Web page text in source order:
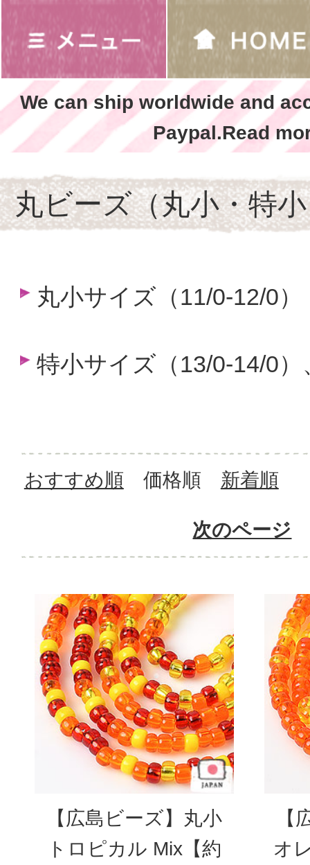
We can ship worldwide and
Paypal.Read
丸ビーズ（丸小・特
丸小サイズ（11/0-12/0）
特小サイズ（13/0-14/0）
おすすめ順 価格順 新着順
次のページ
【広島ビーズ】丸小
トロピカル Mix【約
【
オ